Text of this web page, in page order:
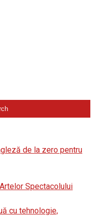
de la zero pentru
Spectacolului
cu tehnologie,